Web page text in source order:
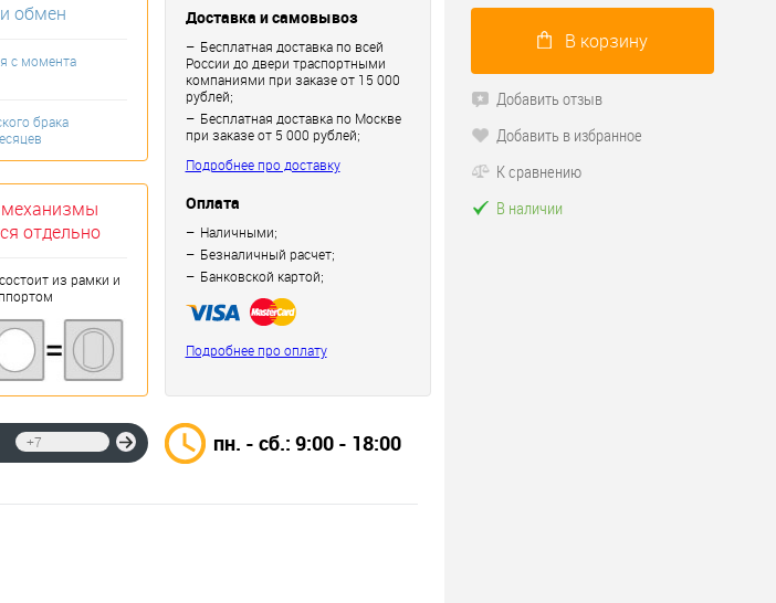
обмен
с момента
брака
отдельно
из рамки и
Доставка и самовывоз
Бесплатная доставка по всей
России до двери траспортными
компаниями при заказе от 15 000
рублей;
Бесплатная доставка по Москве
при заказе от 5 000 рублей;
Подробнее про доставку
Оплата
Наличными;
Безналичный расчет;
Банковской картой;
Подробнее про оплату
Отправить пн. - сб.: 9:00 - 18:00
В корзину
Добавить отзыв
Добавить в избранное
К сравнению
В наличии